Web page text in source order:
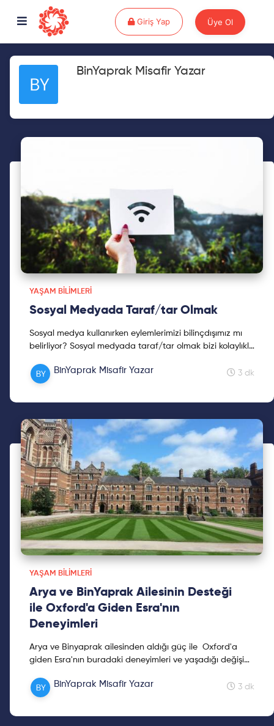
Giriş YapGiriş Yap Üye Ol
BinYaprak Misafir Yazar
YAŞAM BILIMLERI
Sosyal Medyada Taraf/tar Olmak
Sosyal medya kullanırken eylemlerimizi bilinçdışımız mı
belirliyor? Sosyal medyada taraf/tar olmak bizi kolaylıkla
günlük yaşamdaki benliğimiz birbiriyle örtüşüyor mu?
BinYaprak Misafir Yazar 3 dk
YAŞAM BILIMLERI
Arya ve BinYaprak Ailesinin Desteği
ile Oxford'a Giden Esra'nın
Deneyimleri
Arya ve Binyaprak ailesinden aldığı güç ile Oxford'a
giden Esra'nın buradaki deneyimleri ve yaşadığı değişimi
BinYaprak Misafir Yazar 3 dk